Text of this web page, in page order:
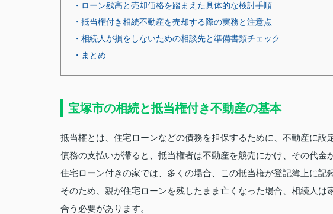
・ローン残高と売却価格を踏まえた具体的な検討手順
・抵当権付き相続不動産を売却する際の実務と注意点
・相続人が損をしないための相談先と準備書類チェック
・まとめ
宝塚市の相続と抵当権付き不動産の基本
抵当権とは、住宅ローンなどの債務を担保するために、不動産に設
債務の支払いが滞ると、抵当権者は不動産を競売にかけ、その代金
住宅ローン付きの家では、多くの場合、この抵当権が登記簿上に記
そのため、親が住宅ローンを残したまま亡くなった場合、相続人
合う必要があります。